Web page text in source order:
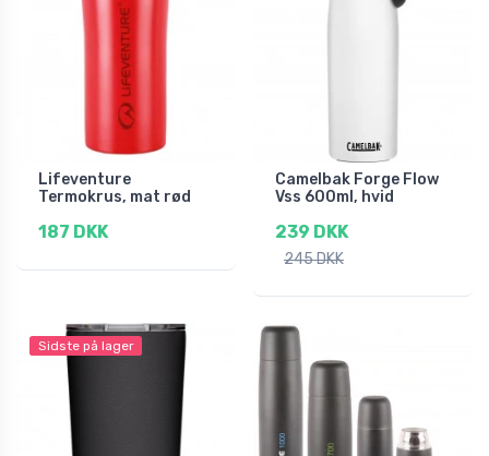
Lifeventure
Termokrus, mat rød
187 DKK
Camelbak Forge Flow
Vss 600ml, hvid
239 DKK
245 DKK
Sidste på lager